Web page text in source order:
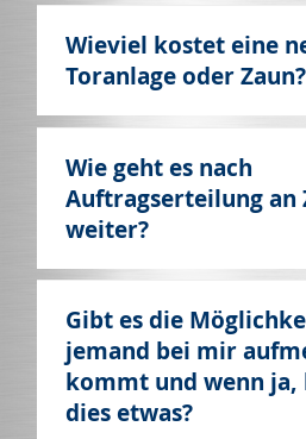
Wieviel kostet eine
Toranlage oder Zaun?
Wie geht es nach
Auftragserteilung an
weiter?
Gibt es die
jemand bei mir
kommt und wenn
dies etwas?